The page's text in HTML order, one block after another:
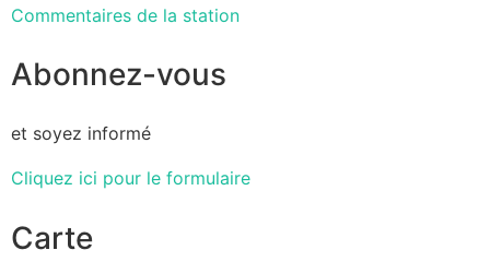
Commentaires de la station
Abonnez-vous
et soyez informé
Cliquez ici pour le formulaire
Carte